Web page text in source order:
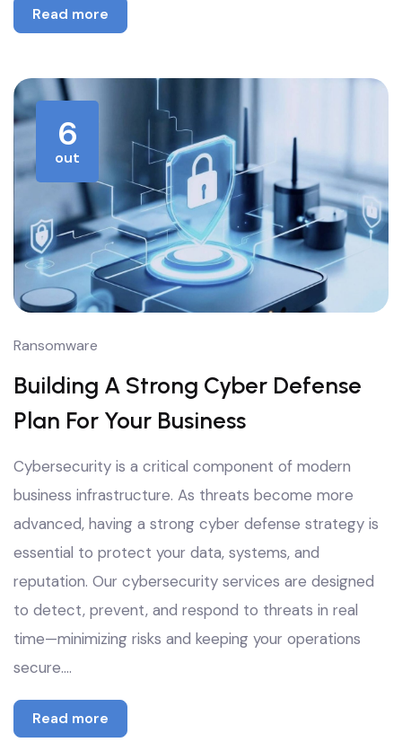
Read more
6
out
Ransomware
Building A Strong Cyber Defense
Plan For Your Business
Cybersecurity is a critical component of modern
business infrastructure. As threats become more
advanced, having a strong cyber defense strategy is
essential to protect your data, systems, and
reputation. Our cybersecurity services are designed
to detect, prevent, and respond to threats in real
time—minimizing risks and keeping your operations
secure.…
Read more